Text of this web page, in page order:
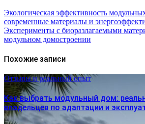
Экологическая эффективность
современные материалы и
Эксперименты с биоразлагаемыми
модульном домостроении
Похожие записи
Отзывы и реальный опыт
Как выбрать модульный дом:
владельцев по адаптации и